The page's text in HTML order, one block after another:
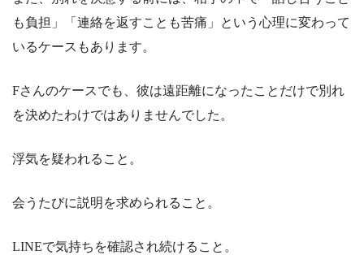
も負担」「連絡を返すことも苦痛」という心理に変わって
いるケースもあります。
Fさんのケースでも、彼は遠距離になったことだけで別れ
を決めたわけではありませんでした。
浮気を疑われること。
会うたびに説明を求められること。
LINEで気持ちを確認され続けること。